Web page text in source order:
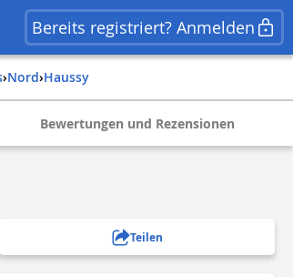
Bereits registriert? Anmelden
› nord› haussy
Bewertungen und Rezensionen
Teilen